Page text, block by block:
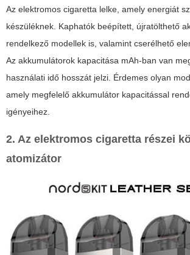
Az elektromos cigaretta lelke, amely energiát
készüléknek. Kaphatók beépített, újratölthető
rendelkező modellek is, valamint cserélhető
Az akkumulátorok kapacitása mAh-ban van
használati idő hosszát jelzi. Érdemes olyan
amely megfelelő akkumulátor kapacitással
igényeihez.
2. Az elektromos cigaretta részei
atomizátor